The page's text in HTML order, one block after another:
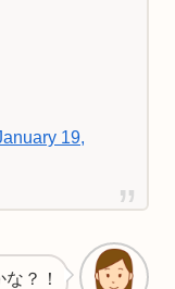
19,
？！